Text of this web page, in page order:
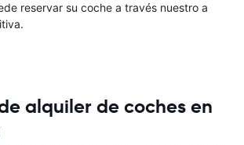
reservar su coche a través nuestro a
alquiler de coches en